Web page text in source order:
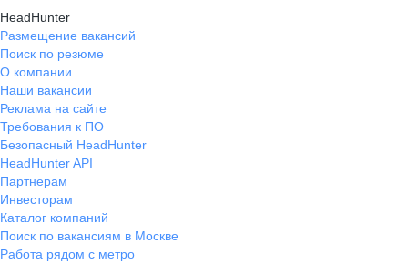
HeadHunter
Размещение вакансий
Поиск по резюме
О компании
Наши вакансии
Реклама на сайте
Требования к ПО
Безопасный HeadHunter
HeadHunter API
Партнерам
Инвесторам
Каталог компаний
Поиск по вакансиям в Москве
Работа рядом с метро